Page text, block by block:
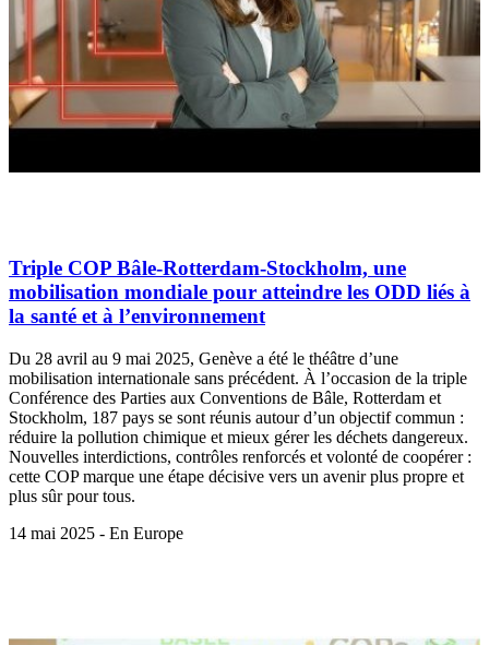
Triple COP Bâle-Rotterdam-Stockholm, une
mobilisation mondiale pour atteindre les ODD liés à
la santé et à l’environnement
Du 28 avril au 9 mai 2025, Genève a été le théâtre d’une
mobilisation internationale sans précédent. À l’occasion de la triple
Conférence des Parties aux Conventions de Bâle, Rotterdam et
Stockholm, 187 pays se sont réunis autour d’un objectif commun :
réduire la pollution chimique et mieux gérer les déchets dangereux.
Nouvelles interdictions, contrôles renforcés et volonté de coopérer :
cette COP marque une étape décisive vers un avenir plus propre et
plus sûr pour tous.
14 mai 2025 - En Europe